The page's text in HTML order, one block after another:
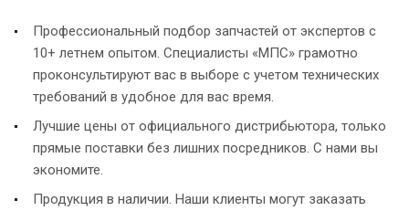
Профессиональный подбор запчастей от экспертов с
10+ летнем опытом. Специалисты «МПС» грамотно
проконсультируют вас в выборе с учетом технических
требований в удобное для вас время.
Лучшие цены от официального дистрибьютора, только
прямые поставки без лишних посредников. С нами вы
экономите.
Продукция в наличии. Наши клиенты могут заказать